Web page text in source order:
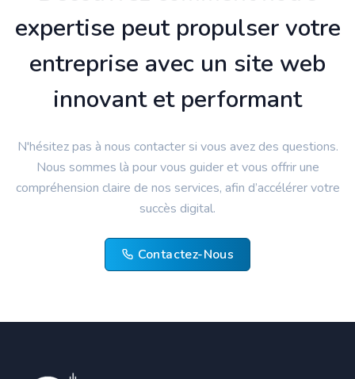
expertise peut propulser votre
entreprise avec un site web
innovant et performant
N'hésitez pas à nous contacter si vous avez des questions.
Nous sommes là pour vous guider et vous offrir une
compréhension claire de nos services, afin d’accélérer votre
succès digital.
Contactez-Nous